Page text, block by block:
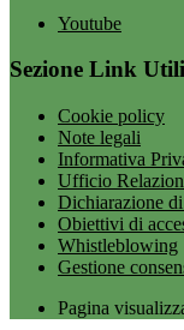
Youtube
Sezione Link Utili
Cookie policy
Note legali
Informativa
Ufficio
Dichiarazione
Obiettivi di
Whistleblowing
Gestione
Pagina